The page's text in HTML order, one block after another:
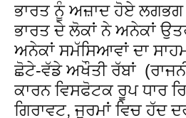
ਭਾਰਤ ਨੂੰ ਅਜ਼ਾਦ ਹੋਏ ਲਗਭਗ
ਭਾਰਤ ਦੇ ਲੋਕਾਂ ਨੇ ਅਨੇਕਾਂ
ਅਨੇਕਾਂ ਸਮੱਸਿਆਵਾਂ ਦਾ
ਛੋਟੇ-ਵੱਡੇ ਅਖੌਤੀ ਰੱਬਾਂ
ਕਾਰਨ ਵਿਸਫੋਟਕ ਰੂਪ ਧਾਰ
ਗਿਰਾਵਟ, ਜੁਰਮਾਂ ਵਿਚ ਹੱਦ